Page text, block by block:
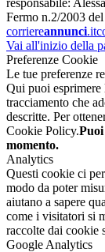
Fermo n.2/2003
corriereannunci.it
Vai all'inizio della
Preferenze Cookie
Le tue preferenze
Qui puoi esprimere
tracciamento che
descritte. Per
Cookie Policy.
momento.
Analytics
Questi cookie ci
modo da poter
aiutano a sapere
come i visitatori si
raccolte dai cookie
Google Analytics